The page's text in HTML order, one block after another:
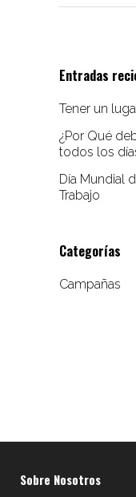
Entradas
Tener un
¿Por Qué
todos los
Día Mundial
Trabajo
Categorías
Campañas
Sobre Nosotros